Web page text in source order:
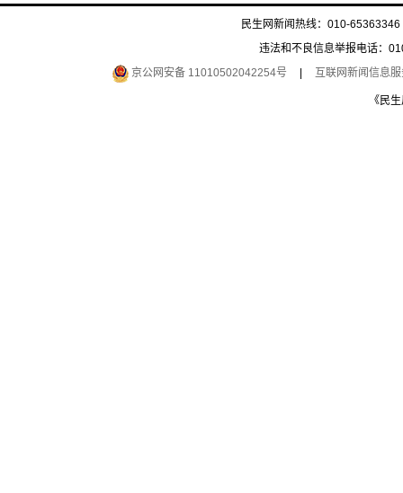
民生网新闻热线：010-
违法和不良信息举报电话：
京公网安备 11010502042254号
互联网新闻信息
《民